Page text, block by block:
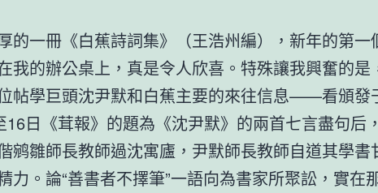
的一冊《白蕉詩詞集》（王浩州編），新年的第一
我的辦公桌上，真是令人欣喜。特殊讓我興奮的是
帖學巨頭沈尹默和白蕉主要的來往信息——看頒發
16日《茸報》的題為《沈尹默》的兩首七言盡句后
鹓雛師長教師過沈寓廬，尹默師長教師自道其學書
力。論“善書者不擇筆”一語向為書家所聚訟，實在